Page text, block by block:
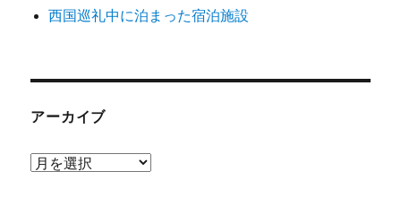
西国巡礼中に泊まった宿泊施設
アーカイブ
ア